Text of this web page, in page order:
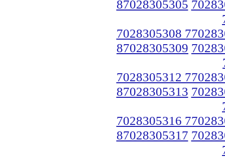
87028305305
7028305308
87028305309
7028305312
87028305313
7028305316
87028305317